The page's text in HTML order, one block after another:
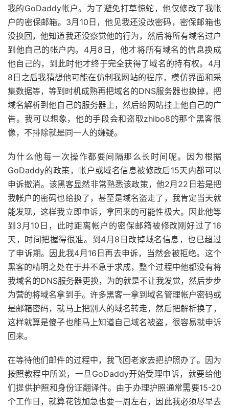
我的GoDaddy帐户。为了避免打草惊蛇，他仅修改了我帐
户的密保邮箱。3月10日，他见我还没改密码，密保邮箱也
没换回，他知道我还没察觉他的行为，然后将所有域名过户
到他自己的帐户内。4月8日，他才将所有域名的信息换成
他自己的，到此时他才终于完全获得了域名的持有权。4月
8日之后我猜想他可能在仿制我网站的程序，模仿界面和采
集数据等，等到时机成熟再把域名的DNS服务器也换掉，把
域名解析到他自己的服务器上，然后给网站挂上他自己的广
告。我可以想象，他的手段会和盗取zhibo8的那个黑客很
像，不排除就是同一人的嫌疑。
为什么他每一次操作都要间隔那么长时间呢。因为根据
GoDaddy的政策，帐户或域名信息被修改后15天内都可以
申诉撤消。该黑客显然非常熟悉该政策，他2月22日若是把
我帐户的密码也给换了，甚至是域名盗走了，我肯定当天就
能发现，这样我立即申诉，拿回来的可能性极大。因此他等
到3月10日，此时距离帐户的密保邮箱被修改刚好过了16
天，时间把握得很准。到4月8日改掉域名信息，也已超过
了申诉期。因此我4月16日再去申诉，当然会被拒绝。这个
黑客的精明之处在于并不急于求成，整个过程中他都没有将
我域名的DNS服务器更换，为的就是不让我发觉，然后步步
为营的将域名拿到手。许多黑客一拿到域名管理帐户密码或
是邮箱密码，就马上把别人的域名转走，然后把解析换了，
这样就算是傻子也能马上知道自己域名被盗，很容易就申诉
回来。
在等待他们邮件的过程中，我飞回老家去把护照办了。因为
按照教程中所说，一旦GoDaddy开始受理申诉，就要给他
们提供护照和身份证翻译件。由于办理护照通常需要15-20
个工作日，就算花钱加急也要一周左右，因此我必须尽早去